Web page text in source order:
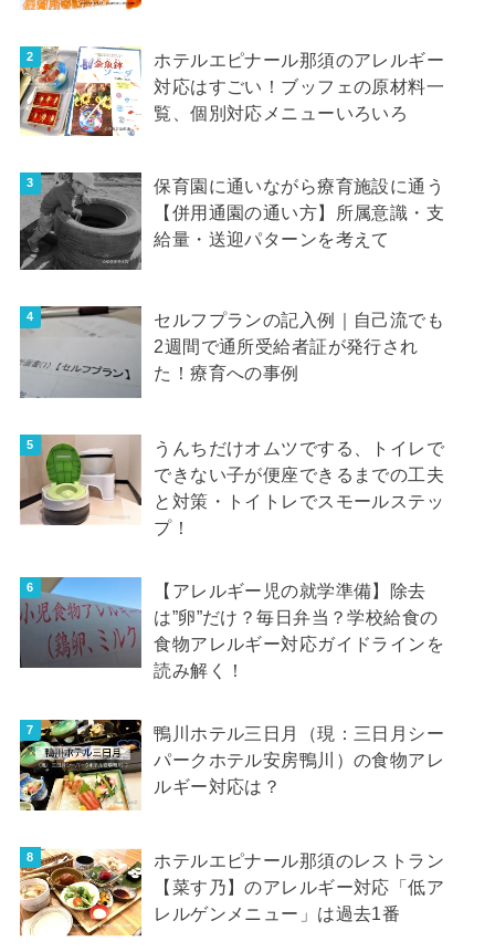
ホテルエピナール那須のアレルギー
対応はすごい！ブッフェの原材料一
覧、個別対応メニューいろいろ
保育園に通いながら療育施設に通う
【併用通園の通い方】所属意識・支
給量・送迎パターンを考えて
セルフプランの記入例｜自己流でも
2週間で通所受給者証が発行され
た！療育への事例
うんちだけオムツでする、トイレで
できない子が便座できるまでの工夫
と対策・トイトレでスモールステッ
プ！
【アレルギー児の就学準備】除去
は”卵”だけ？毎日弁当？学校給食の
食物アレルギー対応ガイドラインを
読み解く！
鴨川ホテル三日月（現：三日月シー
パークホテル安房鴨川）の食物アレ
ルギー対応は？
ホテルエピナール那須のレストラン
【菜す乃】のアレルギー対応「低ア
レルゲンメニュー」は過去1番